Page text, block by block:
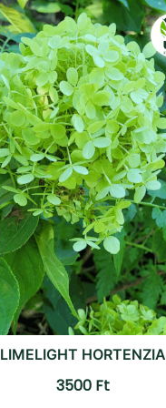
LIMELIGHT HORTENZIA
3500 Ft